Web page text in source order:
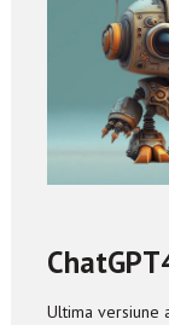
Ultima versiune